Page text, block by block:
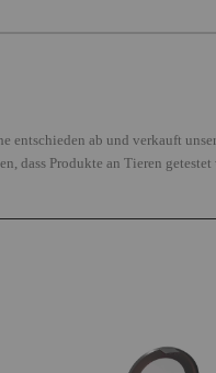
entschieden ab und verkauft
dass Produkte an Tieren getestet